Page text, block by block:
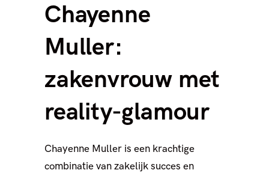
Chayenne
Muller:
zakenvrouw met
reality-glamour
Chayenne Muller is een krachtige
combinatie van zakelijk succes en